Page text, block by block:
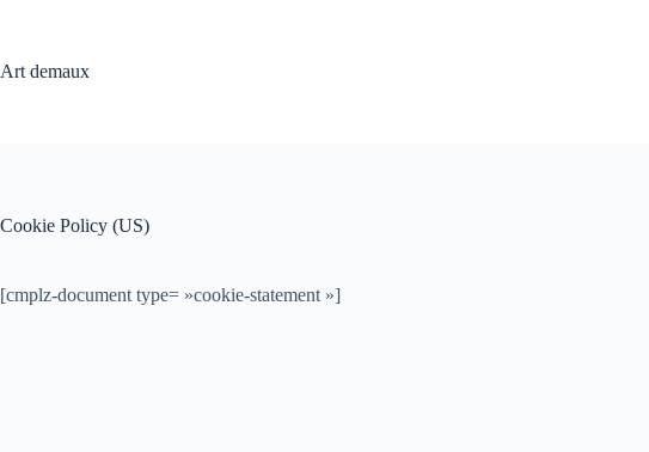
Art demaux
Cookie Policy (US)
[cmplz-document type= »cookie-statement »]